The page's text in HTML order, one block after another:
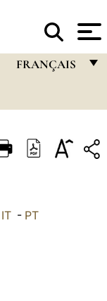
FRANÇAIS
ITALIANO
IT- PT